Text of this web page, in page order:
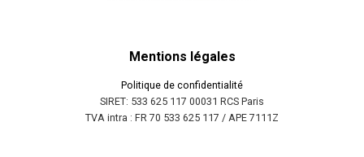
Mentions légales
Politique de confidentialité
SIRET: 533 625 117 00031 RCS Paris
TVA intra : FR 70 533 625 117 / APE 7111Z